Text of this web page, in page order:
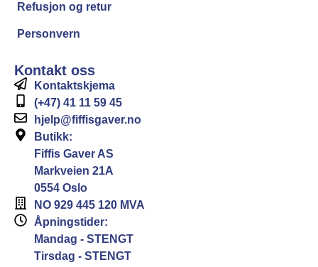
Refusjon og retur
Personvern
Kontakt oss
Kontaktskjema
(+47) 41 11 59 45
hjelp@fiffisgaver.no
Butikk:
Fiffis Gaver AS
Markveien 21A
0554 Oslo
NO 929 445 120 MVA
Åpningstider:
Mandag - STENGT
Tirsdag - STENGT